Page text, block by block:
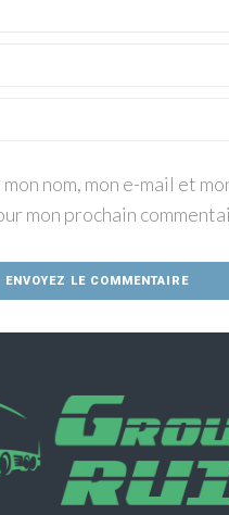
nom, mon e-mail et
mon prochain